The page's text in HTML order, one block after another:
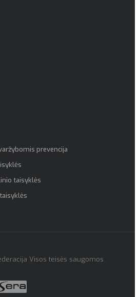
prevencija
taisyklės
Visos teisės saugomos